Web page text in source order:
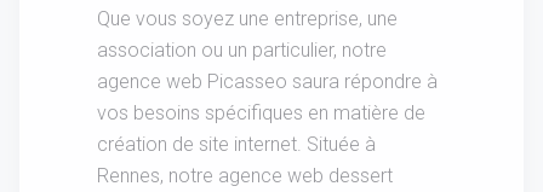
Que vous soyez une entreprise, une
association ou un particulier, notre
agence web Picasseo saura répondre à
vos besoins spécifiques en matière de
création de site internet. Située à
Rennes, notre agence web dessert